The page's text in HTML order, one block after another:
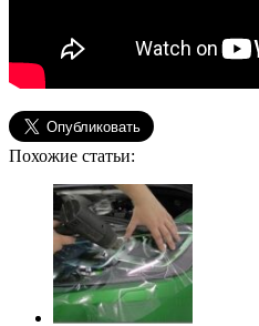
Похожие статьи: